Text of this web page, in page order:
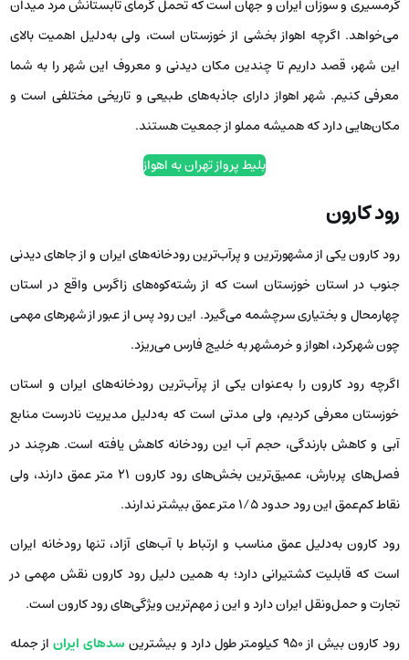
گرمسیری و سوزان ایران و جهان است که تحمل گرمای تابستانش مرد میدان
می‌خواهد. اگرچه اهواز بخشی از خوزستان است، ولی به‌دلیل اهمیت بالای
این شهر، قصد داریم تا چندین مکان دیدنی و معروف این شهر را به شما
معرفی کنیم. شهر اهواز دارای جاذبه‌های طبیعی و تاریخی مختلفی است و
مکان‌هایی دارد که همیشه مملو از جمعیت هستند.
بلیط پرواز تهران به اهواز
رود کارون
رود کارون یکی از مشهورترین و پرآب‌ترین رودخانه‌های ایران و از جاهای دیدنی
جنوب در استان خوزستان است که از رشته‌کوه‌های زاگرس واقع در استان
چهارمحال و بختیاری سرچشمه می‌گیرد. این رود پس از عبور از شهرهای مهمی
چون شهرکرد، اهواز و خرمشهر به خلیج فارس می‌ریزد.
اگرچه رود کارون را به‌عنوان یکی از پرآب‌ترین رودخانه‌های ایران و استان
خوزستان معرفی کردیم، ولی مدتی است که به‌دلیل مدیریت نادرست منابع
آبی و کاهش بارندگی، حجم آب این رودخانه کاهش یافته است. هرچند در
فصل‌های پربارش، عمیق‌ترین بخش‌های رود کارون 21 متر عمق دارند، ولی
نقاط کم‌عمق این رود حدود 1/5 متر عمق بیشتر ندارند.
رود کارون به‌دلیل عمق مناسب و ارتباط با آب‌های آزاد، تنها رودخانه ایران
است که قابلیت کشتیرانی دارد؛ به همین دلیل رود کارون نقش مهمی در
تجارت و حمل‌ونقل ایران دارد و این ز مهم‌ترین ویژگی‌های رود کارون است.
رود کارون بیش از ۹۵۰ کیلومتر طول دارد و بیشترین
سدهای ایران از جمله